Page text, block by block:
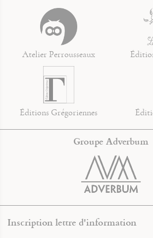
Atelier Perrousseaux
Éditions Grégoriennes
Groupe Adverbum
Inscription lettre d'information